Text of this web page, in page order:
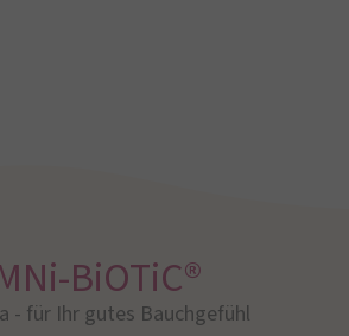
BiOTiC®
- für Ihr gutes Bauchgefühl​